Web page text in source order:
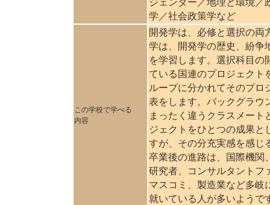
ジェンダー／地理と環境／
学／社会政策学など
この学校で学べる
内容
開発学は、必修と選択の両
学は、開発学の歴史、紛争
を学習します。選択科目の
ている国連のプロジェクト
ループに分かれてそのプロ
表をします。バックグラウ
まったく違うクラスメート
ジェクトをひとつの成果と
すが、その分充実感を感じ
卒業後の進路は、国際機関
研究者、コンサルタントフ
マスコミ、製造業など多岐
就いている人が多いようで